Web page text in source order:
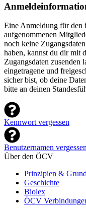
Eine Anmeldung für den
aufgenommenen
noch keine
haben, kannst du dir mit
Zugangsdaten zusenden
eingetragene und
sicher bist, ob deine
bitte an deinen
Kennwort vergessen
Benutzernamen vergessen
Über den ÖCV
Prinzipien &
Geschichte
Biolex
ÖCV